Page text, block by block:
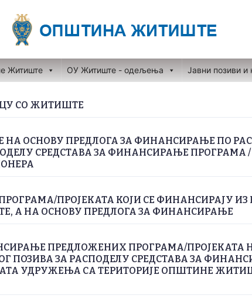
Житиште ОУ Житиште - одељења Јавни позиви и
СО ЖИТИШТЕ
НА ОСНОВУ ПРЕДЛОГА ЗА ФИНАНСИРАЊЕ ПО
СРЕДСТАВА ЗА ФИНАНСИРАЊЕ ПРОГРАМА /
ПРОЈЕКАТА КОЈИ СЕ ФИНАНСИРАЈУ ИЗ
А НА ОСНОВУ ПРЕДЛОГА ЗА ФИНАНСИРАЊЕ
ПРЕДЛОЖЕНИХ ПРОГРАМА/ПРОЈЕКАТА
ПОЗИВА ЗА РАСПОДЕЛУ СРЕДСТАВА ЗА
УДРУЖЕЊА СА ТЕРИТОРИЈЕ ОПШТИНЕ